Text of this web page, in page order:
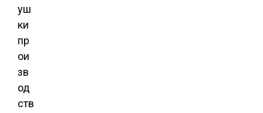
уш
ки
пр
ои
зв
од
ств